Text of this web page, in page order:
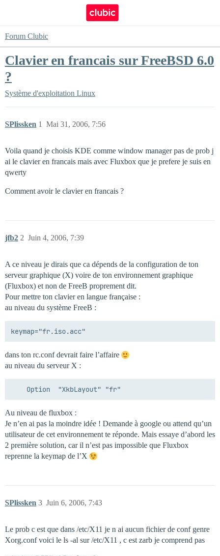
Forum Clubic
Clavier en francais sur FreeBSD 6.0
?
Système d'exploitation Linux
SPlissken Mai 31, 2006, 7:56
1
Voila quand je choisis KDE comme window manager pas de prob j
ai le clavier en francais mais avec Fluxbox que je prefere je suis en
qwerty
Comment avoir le clavier en francais ?
jfb2 Juin 4, 2006, 7:39
2
A ce niveau je dirais que ca dépends de la configuration de ton
serveur graphique (X) voire de ton environnement graphique
(Fluxbox) et non de FreeB proprement dit.
Pour mettre ton clavier en langue française :
au niveau du système FreeB :
dans ton rc.conf devrait faire l’affaire
au niveau du serveur X :
Au niveau de fluxbox :
Je n’en ai pas la moindre idée ! Demande à google ou attend qu’un
utilisateur de cet environnement te réponde. Mais essaye d’abord les
2 première solution, car il n’est pas impossible que Fluxbox
reprenne la keymap de l’X
SPlissken Juin 6, 2006, 7:43
3
Le prob c est que dans /etc/X11 je n ai aucun fichier de conf genre
Xorg.conf voici le ls -al sur /etc/X11 , c est zarb je comprend pas